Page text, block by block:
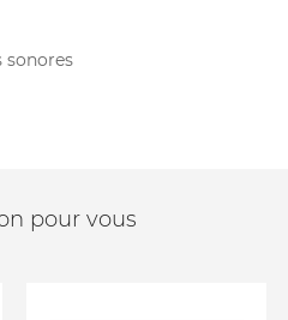
sonores
pour vous